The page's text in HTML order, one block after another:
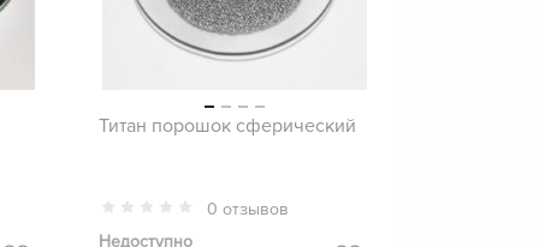
Титан порошок сферический
0 отзывов
Недоступно